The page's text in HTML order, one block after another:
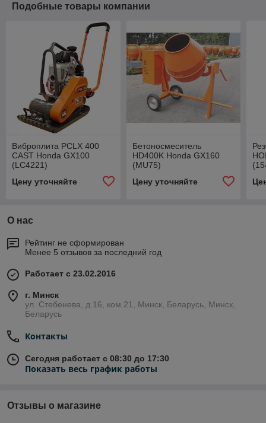
Подобные товары компании
Виброплита PCLX 400
CAST Honda GX100
(LC4221)
Цену уточняйте
Бетоносмеситель
HD400K Honda GX160
(MU75)
Цену уточняйте
О нас
Рейтинг не сформирован
Менее 5 отзывов за последний год
Работает с 23.02.2016
г. Минск
ул. Стебенева, д.16, ком.21, Минск, Беларусь, Минск,
Беларусь
Контакты
Сегодня работает с 08:30 до 17:30
Показать весь график работы
Отзывы о магазине